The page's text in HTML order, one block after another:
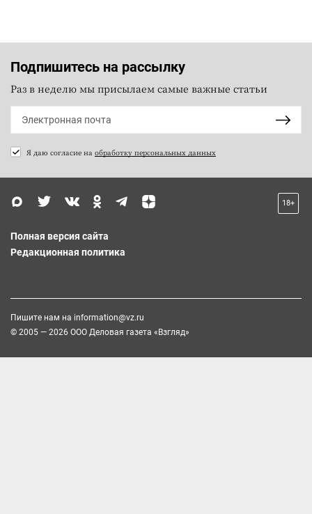
Подпишитесь на рассылку
Раз в неделю мы присылаем самые важные статьи
Я даю согласие на обработку персональных данных
18+
Полная версия сайта
Редакционная политика
Пишите нам на information@vz.ru
© 2005 — 2026 ООО Деловая газета «Взгляд»